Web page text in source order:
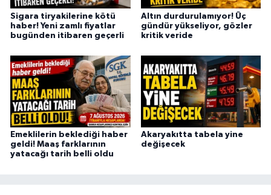
Sigara tiryakilerine kötü
haber! Yeni zamlı fiyatlar
bugünden itibaren geçerli
Altın durdurulamıyor! Üç
gündür yükseliyor, gözler
kritik veride
Emeklilerin beklediği haber
geldi! Maaş farklarının
yatacağı tarih belli oldu
Akaryakıtta tabela yine
değişecek